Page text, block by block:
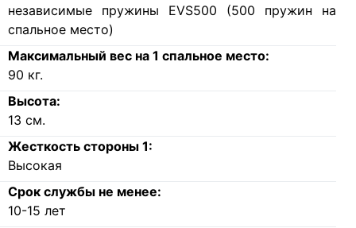
независимые пружины EVS500 (500 пружин на
спальное место)
Максимальный вес на 1 спальное место:
90 кг.
Высота:
13 см.
Жесткость стороны 1:
Высокая
Срок службы не менее:
10-15 лет